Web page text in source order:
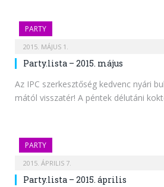
PARTY
2015. MÁJUS 1.
Party.lista – 2015. május
Az IPC szerkesztőség kedvenc nyári
mától visszatér! A péntek délutáni
PARTY
2015. ÁPRILIS 7.
Party.lista – 2015. április